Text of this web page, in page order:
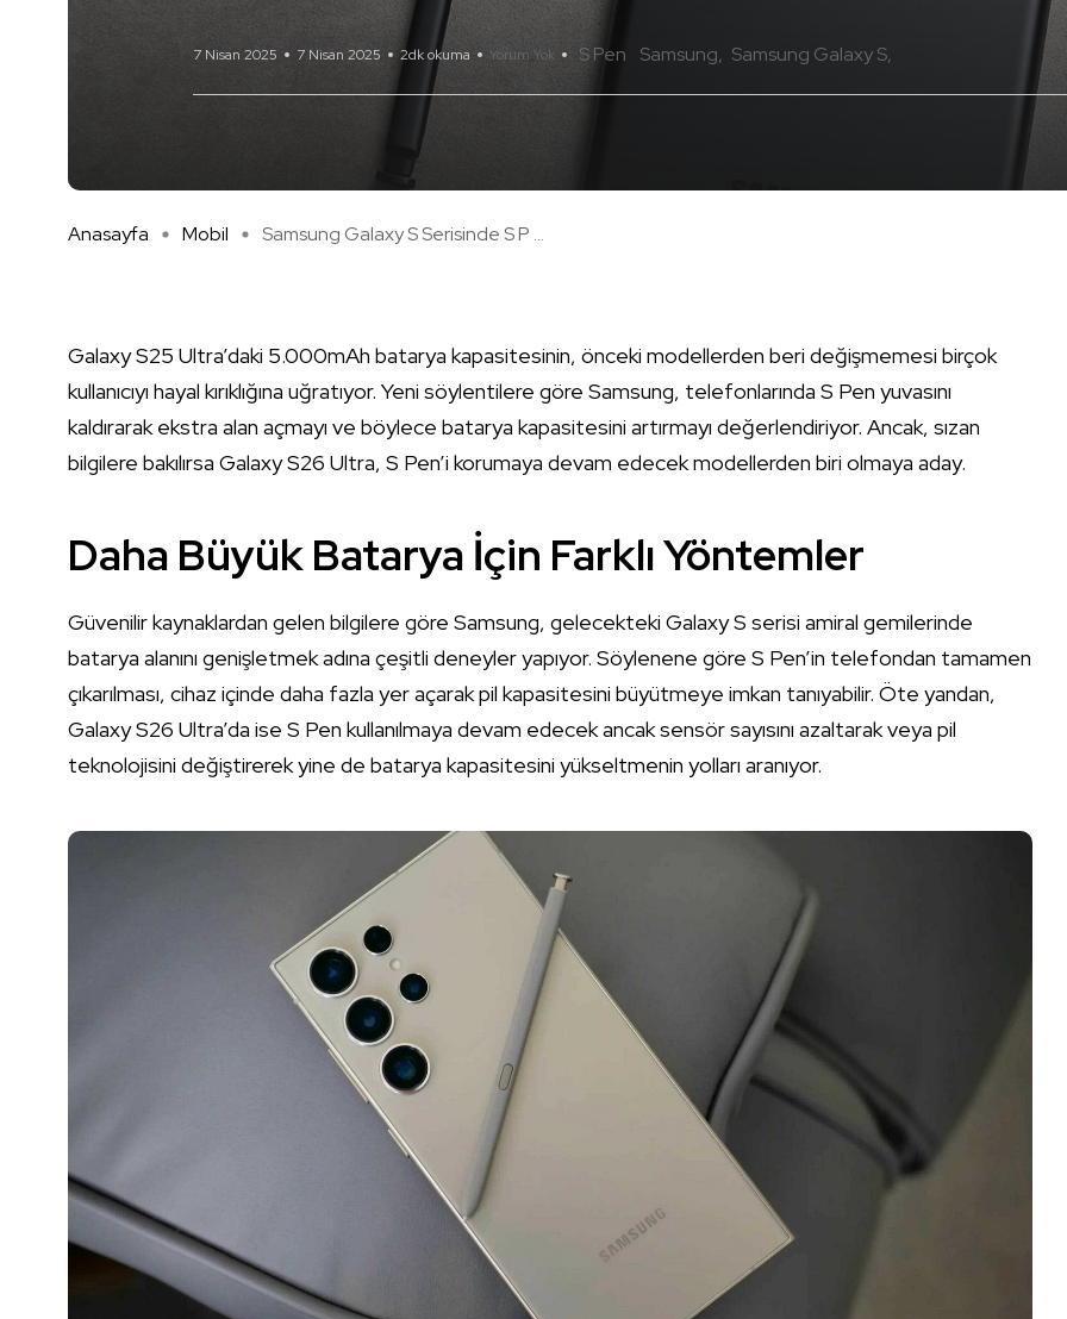
7 Nisan 2025 7 Nisan 2025 2dk okuma Yorum Yok S Pen Samsung Samsung Galaxy S
Anasayfa Mobil Samsung Galaxy S Serisinde S P ...
Galaxy S25 Ultra’daki 5.000mAh batarya kapasitesinin, önceki modellerden beri değişmemesi birçok
kullanıcıyı hayal kırıklığına uğratıyor. Yeni söylentilere göre Samsung, telefonlarında S Pen yuvasını
kaldırarak ekstra alan açmayı ve böylece batarya kapasitesini artırmayı değerlendiriyor. Ancak, sızan
bilgilere bakılırsa Galaxy S26 Ultra, S Pen’i korumaya devam edecek modellerden biri olmaya aday.
Daha Büyük Batarya İçin Farklı Yöntemler
Güvenilir kaynaklardan gelen bilgilere göre Samsung, gelecekteki Galaxy S serisi amiral gemilerinde
batarya alanını genişletmek adına çeşitli deneyler yapıyor. Söylenene göre S Pen’in telefondan tamamen
çıkarılması, cihaz içinde daha fazla yer açarak pil kapasitesini büyütmeye imkan tanıyabilir. Öte yandan,
Galaxy S26 Ultra’da ise S Pen kullanılmaya devam edecek ancak sensör sayısını azaltarak veya pil
teknolojisini değiştirerek yine de batarya kapasitesini yükseltmenin yolları aranıyor.